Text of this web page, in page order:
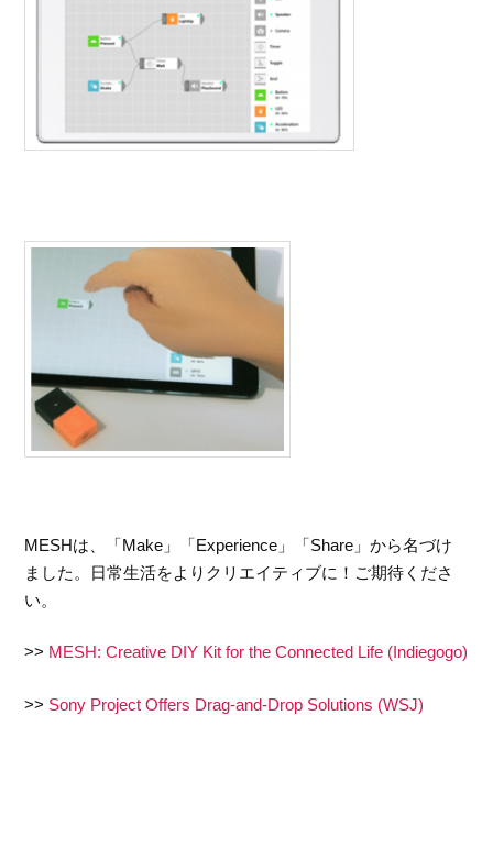
MESHは、「Make」「Experience」「Share」から名づけ
ました。日常生活をよりクリエイティブに！ご期待くださ
い。
>> MESH: Creative DIY Kit for the Connected Life (Indiegogo)
>> Sony Project Offers Drag-and-Drop Solutions (WSJ)